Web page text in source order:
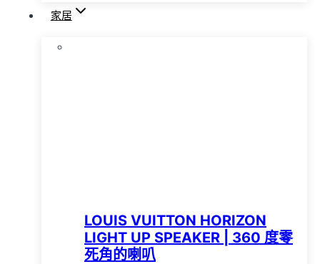
家居
LOUIS VUITTON HORIZON
LIGHT UP SPEAKER | 360 度零
死角的喇叭